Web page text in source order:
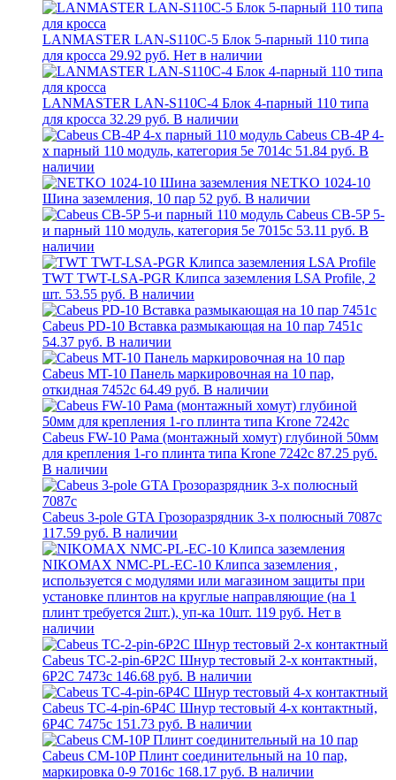
LANMASTER LAN-S110C-5 Блок 5-парный 110 типа
для кросса 29.92 руб. Нет в наличии
LANMASTER LAN-S110C-4 Блок 4-парный 110 типа
для кросса 32.29 руб. В наличии
Cabeus CB-4P 4-
х парный 110 модуль, категория 5e 7014c 51.84 руб. В
наличии
NETKO 1024-10
Шина заземления, 10 пар 52 руб. В наличии
Cabeus CB-5P 5-
и парный 110 модуль, категория 5e 7015c 53.11 руб. В
наличии
TWT TWT-LSA-PGR Клипса заземления LSA Profile, 2
шт. 53.55 руб. В наличии
Cabeus PD-10 Вставка размыкающая на 10 пар 7451c
54.37 руб. В наличии
Cabeus MT-10 Панель маркировочная на 10 пар,
откидная 7452c 64.49 руб. В наличии
Cabeus FW-10 Рама (монтажный хомут) глубиной 50мм
для крепления 1-го плинта типа Krone 7242c 87.25 руб.
В наличии
Cabeus 3-pole GTA Грозоразрядник 3-х полюсный 7087c
117.59 руб. В наличии
NIKOMAX NMC-PL-EC-10 Клипса заземления ,
используется с модулями или магазином защиты при
установке плинтов на круглые направляющие (на 1
плинт требуется 2шт.), уп-ка 10шт. 119 руб. Нет в
наличии
Cabeus TC-2-pin-6P2C Шнур тестовый 2-х контактный,
6P2C 7473c 146.68 руб. В наличии
Cabeus TC-4-pin-6P4C Шнур тестовый 4-х контактный,
6P4C 7475c 151.73 руб. В наличии
Cabeus CM-10P Плинт соединительный на 10 пар,
маркировка 0-9 7016c 168.17 руб. В наличии